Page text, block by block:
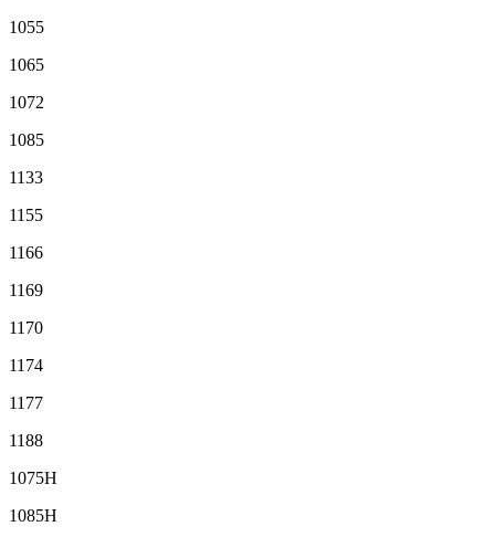
1055
1065
1072
1085
1133
1155
1166
1169
1170
1174
1177
1188
1075H
1085H